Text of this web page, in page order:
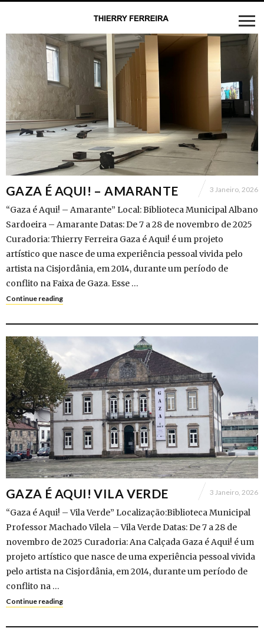
GAZA É AQUI! – AMARANTE 3 Janeiro, 2026
“Gaza é Aqui! – Amarante” Local: Biblioteca Municipal Albano
Sardoeira – Amarante Datas: De 7 a 28 de novembro de 2025
Curadoria: Thierry Ferreira Gaza é Aqui! é um projeto
artístico que nasce de uma experiência pessoal vivida pelo
artista na Cisjordânia, em 2014, durante um período de
conflito na Faixa de Gaza. Esse …
Continue reading
GAZA É AQUI! VILA VERDE 3 Janeiro, 2026
“Gaza é Aqui! – Vila Verde” Localização:Biblioteca Municipal
Professor Machado Vilela – Vila Verde Datas: De 7 a 28 de
novembro de 2025 Curadoria: Ana Calçada Gaza é Aqui! é um
projeto artístico que nasce de uma experiência pessoal vivida
pelo artista na Cisjordânia, em 2014, durante um período de
conflito na …
Continue reading